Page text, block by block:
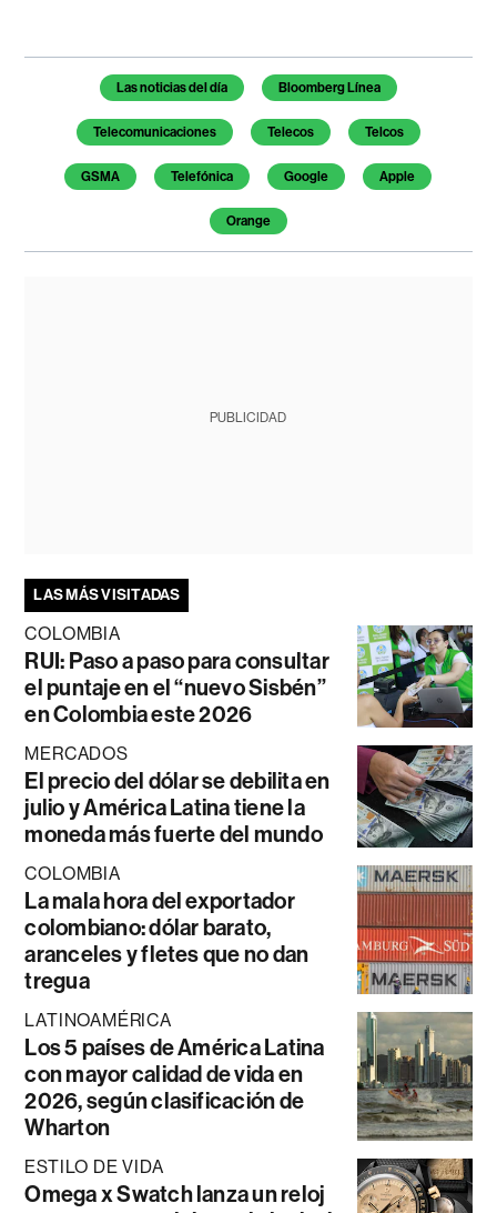
Temas de este artículo
Las noticias del día Bloomberg Línea
Telecomunicaciones Telecos Telcos
GSMA Telefónica Google Apple
Orange
PUBLICIDAD
LAS MÁS VISITADAS
COLOMBIA
RUI: Paso a paso para consultar
el puntaje en el “nuevo Sisbén”
en Colombia este 2026
MERCADOS
El precio del dólar se debilita en
julio y América Latina tiene la
moneda más fuerte del mundo
COLOMBIA
La mala hora del exportador
colombiano: dólar barato,
aranceles y fletes que no dan
tregua
LATINOAMÉRICA
Los 5 países de América Latina
con mayor calidad de vida en
2026, según clasificación de
Wharton
ESTILO DE VIDA
Omega x Swatch lanza un reloj